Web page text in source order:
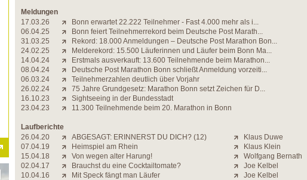
Meldungen
17.03.26
Bonn erwartet 22.222 Teilnehmer - Fast 4.000 mehr als i...
06.04.25
Bonn feiert Teilnehmerrekord beim Deutsche Post Marath...
31.03.25
Rekord: 18.000 Anmeldungen – Deutsche Post Marathon Bon...
24.02.25
Melderekord: 15.500 Läuferinnen und Läufer beim Bonn Ma...
14.04.24
Erstmals ausverkauft: 13.600 Teilnehmende beim Marathon...
08.04.24
Deutsche Post Marathon Bonn schließt Anmeldung vorzeiti...
06.03.24
Teilnehmerzahlen deutlich über Vorjahr
26.02.24
75 Jahre Grundgesetz: Marathon Bonn setzt Zeichen für D...
16.10.23
Sightseeing in der Bundesstadt
23.04.23
11.300 Teilnehmende beim 20. Marathon in Bonn
Laufberichte
26.04.20
ABGESAGT: ERINNERST DU DICH? (12)
Klaus Duwe
07.04.19
Heimspiel am Rhein
Klaus Klein
15.04.18
Von wegen alter Harung!
Wolfgang Bernath
02.04.17
Brauchst du eine Cocktailtomate?
Joe Kelbel
10.04.16
Mit Speck fängt man Läufer
Joe Kelbel